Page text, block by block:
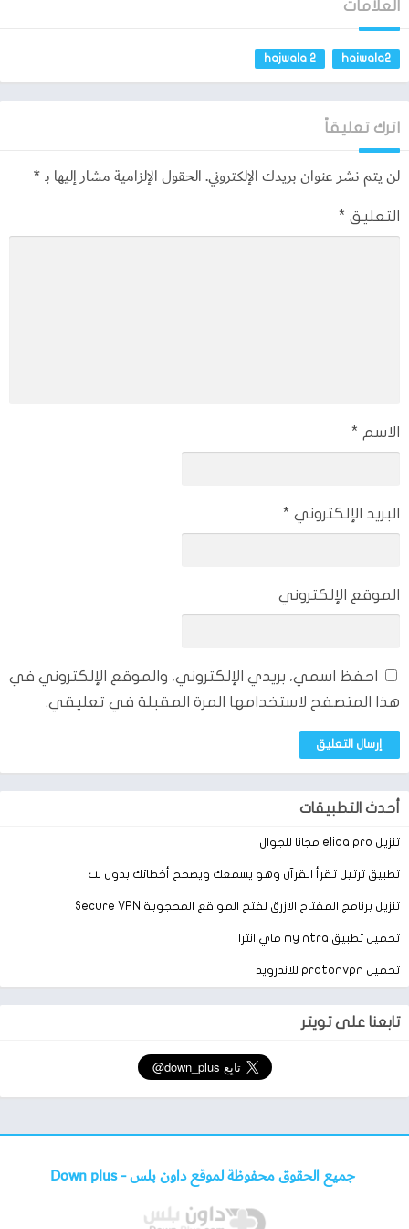
العلامات
haiwala2
hajwala 2
اترك تعليقاً
لن يتم نشر عنوان بريدك الإلكتروني.الحقول الإلزامية مشار إليها بـ*
التعليق *
الاسم *
البريد الإلكتروني *
الموقع الإلكتروني
احفظ اسمي، بريدي الإلكتروني، والموقع الإلكتروني في
هذا المتصفح لاستخدامها المرة المقبلة في تعليقي.
أحدث التطبيقات
تنزيل eliaa pro مجانا للجوال
تطبيق ترتيل تقرأ القرآن وهو يسمعك ويصحح أخطائك بدون نت
تنزيل برنامج المفتاح الازرق لفتح المواقع المحجوبة Secure VPN
تحميل تطبيق my ntra ماي انترا
تحميل protonvpn للاندرويد
تابعنا على تويتر
جميع الحقوق محفوظة لموقع داون بلس -Down plus